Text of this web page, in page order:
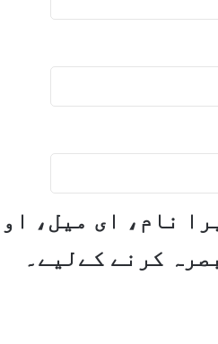
نام، ای میل،
کرنے کےلیے۔